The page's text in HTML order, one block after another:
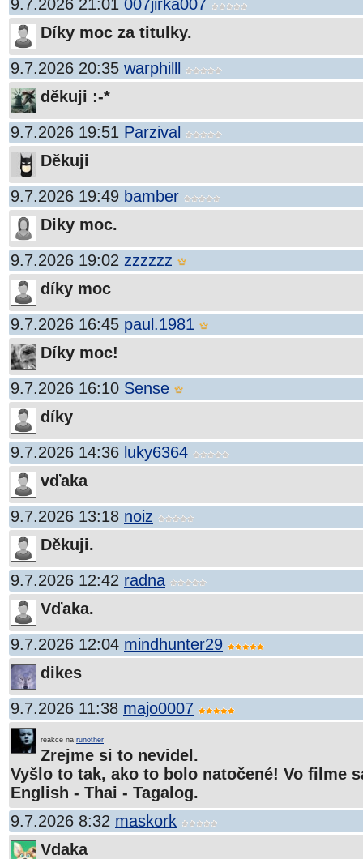
9.7.2026 21:01 007jirka007
Díky moc za titulky.
9.7.2026 20:35 warphilll
děkuji :-*
9.7.2026 19:51 Parzival
Děkuji
9.7.2026 19:49 bamber
Diky moc.
9.7.2026 19:02 zzzzzz
díky moc
9.7.2026 16:45 paul.1981
Díky moc!
9.7.2026 16:10 Sense
díky
9.7.2026 14:36 luky6364
vďaka
9.7.2026 13:18 noiz
Děkuji.
9.7.2026 12:42 radna
Vďaka.
9.7.2026 12:04 mindhunter29
dikes
9.7.2026 11:38 majo0007
reakce na runother
Zrejme si to nevidel.
Vyšlo to tak, ako to bolo natočené! Vo filme
English - Thai - Tagalog.
9.7.2026 8:32 maskork
Vdaka